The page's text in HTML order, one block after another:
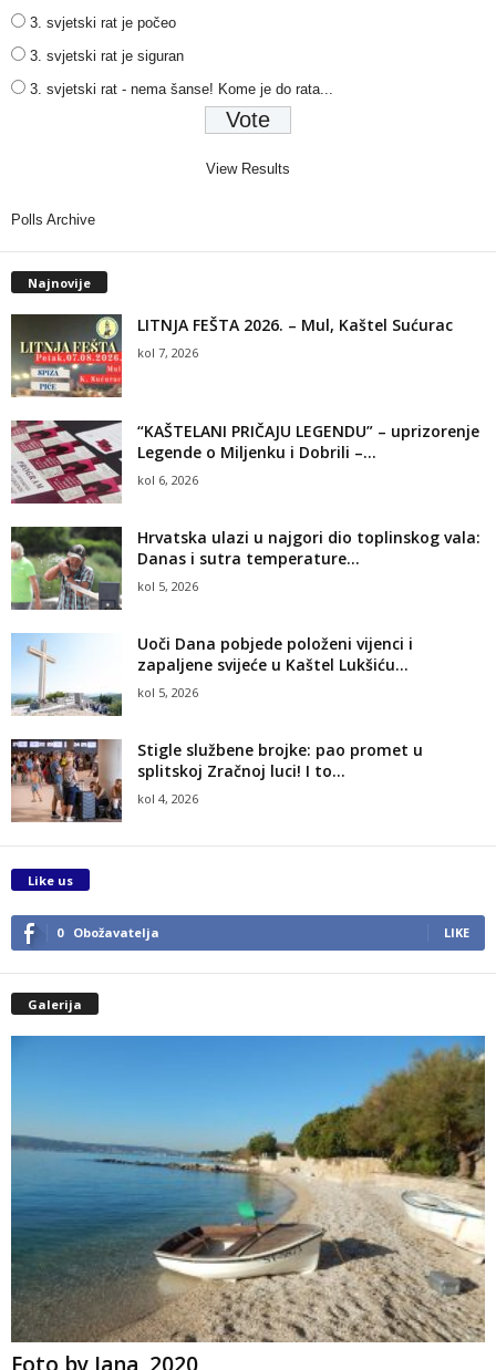
3. svjetski rat je počeo
3. svjetski rat je siguran
3. svjetski rat - nema šanse! Kome je do rata...
View Results
Polls Archive
Najnovije
LITNJA FEŠTA 2026. – Mul, Kaštel Sućurac
kol 7, 2026
“KAŠTELANI PRIČAJU LEGENDU” – uprizorenje
Legende o Miljenku i Dobrili –...
kol 6, 2026
Hrvatska ulazi u najgori dio toplinskog vala:
Danas i sutra temperature...
kol 5, 2026
Uoči Dana pobjede položeni vijenci i
zapaljene svijeće u Kaštel Lukšiću...
kol 5, 2026
Stigle službene brojke: pao promet u
splitskoj Zračnoj luci! I to...
kol 4, 2026
Like us
0 Obožavatelja LIKE
Galerija
Foto by Jana, 2020